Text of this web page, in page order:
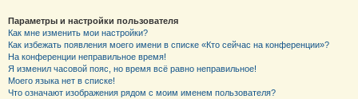
Параметры и настройки пользователя
Как мне изменить мои настройки?
Как избежать появления моего имени в списке «Кто сейчас на конференции»?
На конференции неправильное время!
Я изменил часовой пояс, но время всё равно неправильное!
Моего языка нет в списке!
Что означают изображения рядом с моим именем пользователя?